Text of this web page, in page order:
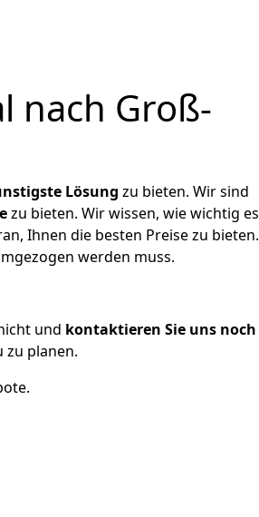
nach Groß-
Lösung zu bieten. Wir sind
zu bieten. Wir wissen, wie wichtig es
Ihnen die besten Preise zu bieten.
werden muss.
und kontaktieren Sie uns noch
zu planen.